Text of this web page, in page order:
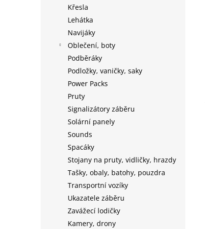
Křesla
Lehátka
Navijáky
Oblečení, boty
Podběráky
Podložky, vaničky, saky
Power Packs
Pruty
Signalizátory záběru
Solární panely
Sounds
Spacáky
Stojany na pruty, vidličky, hrazdy
Tašky, obaly, batohy, pouzdra
Transportní vozíky
Ukazatele záběru
Zavážecí lodičky
Kamery, drony